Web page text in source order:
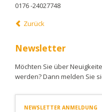
0176 -24027748
Zurück
Newsletter
Möchten Sie über
werden? Dann melden Sie
NEWSLETTER ANMELDUNG